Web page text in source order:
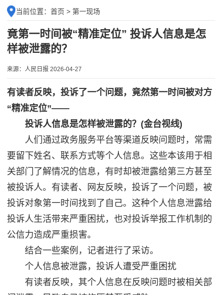
当前位置： 首页 > 第一现场
竟第一时间被“精准定位” 投诉人信息是怎
样被泄露的？
来源：人民日报 2026-04-27
有读者反映，投诉了一个问题，竟然第一时间被对方
“精准定位”——
投诉人信息是怎样被泄露的？(金台视线)
人们通过政务服务平台等渠道反映问题时，常需
要留下姓名、联系方式等个人信息。这些本该用于相
关部门了解情况的信息，有时却被泄露给第三方甚至
被投诉人。有读者、网友反映，投诉了一个问题，被
投诉对象第一时间找到了自己。这种个人信息泄露给
投诉人生活带来严重困扰，也对投诉举报工作机制的
公信力造成严重损害。
结合一些案例，记者进行了采访。
个人信息被泄露，投诉人遭受严重困扰
有读者反映，其个人信息在反映问题时被相关部